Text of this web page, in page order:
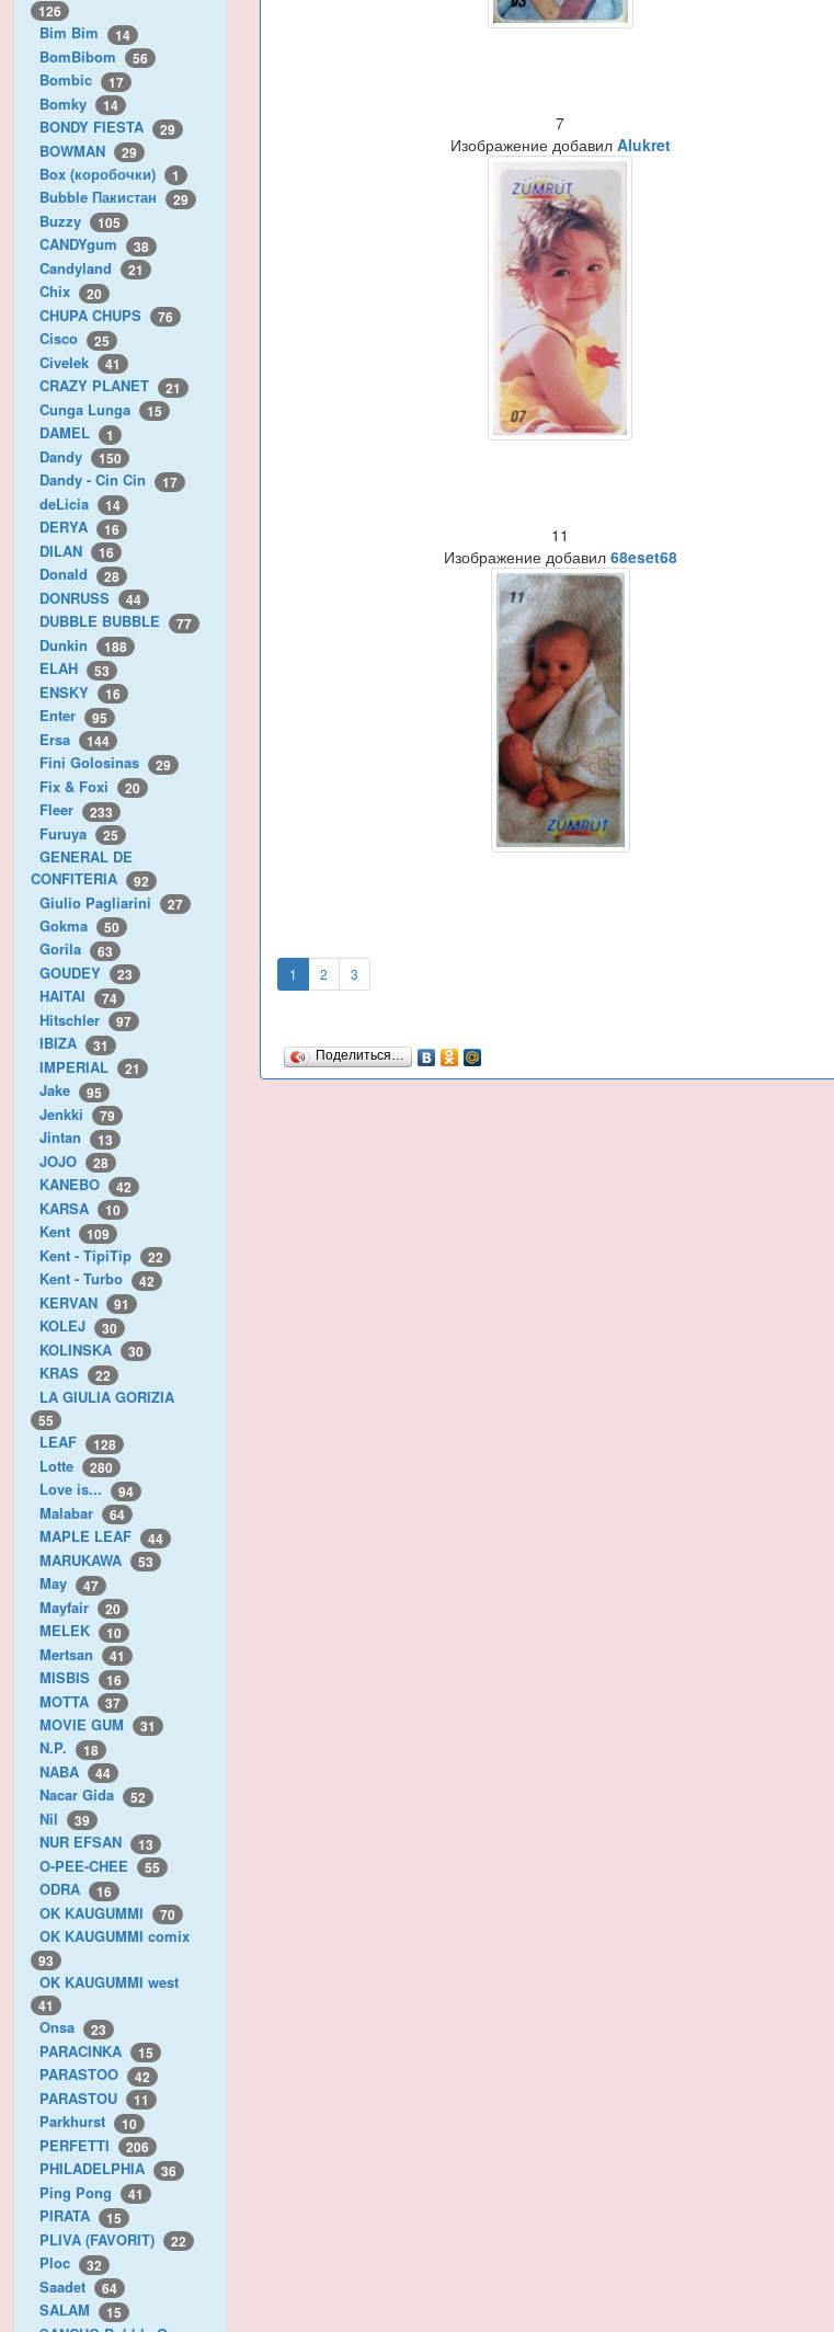
126
Bim Bim 14
BomBibom 56
Bombic 17
Bomky 14
BONDY FIESTA 29
BOWMAN 29
Box (коробочки) 1
Bubble Пакистан 29
Buzzy 105
CANDYgum 38
Candyland 21
Chix 20
CHUPA CHUPS 76
Cisco 25
Civelek 41
CRAZY PLANET 21
Cunga Lunga 15
DAMEL 1
Dandy 150
Dandy - Cin Cin 17
deLicia 14
DERYA 16
DILAN 16
Donald 28
DONRUSS 44
DUBBLE BUBBLE 77
Dunkin 188
ELAH 53
ENSKY 16
Enter 95
Ersa 144
Fini Golosinas 29
Fix & Foxi 20
Fleer 233
Furuya 25
GENERAL DE
CONFITERIA
92
Giulio Pagliarini 27
Gokma 50
Gorila 63
GOUDEY 23
HAITAI 74
Hitschler 97
IBIZA 31
IMPERIAL 21
Jake 95
Jenkki 79
Jintan 13
JOJO 28
KANEBO 42
KARSA 10
Kent 109
Kent - TipiTip 22
Kent - Turbo 42
KERVAN 91
KOLEJ 30
KOLINSKA 30
KRAS 22
LA GIULIA GORIZIA
55
LEAF 128
Lotte 280
Love is... 94
Malabar 64
MAPLE LEAF 44
MARUKAWA 53
May 47
Mayfair 20
MELEK 10
Mertsan 41
MISBIS 16
MOTTA 37
MOVIE GUM 31
N.P. 18
NABA 44
Nacar Gida 52
Nil 39
NUR EFSAN 13
O-PEE-CHEE 55
ODRA 16
OK KAUGUMMI 70
OK KAUGUMMI comix
93
OK KAUGUMMI west
41
Onsa 23
PARACINKA 15
PARASTOO 42
PARASTOU 11
Parkhurst 10
PERFETTI 206
PHILADELPHIA 36
Ping Pong 41
PIRATA 15
PLIVA (FAVORIT) 22
Ploc 32
Saadet 64
SALAM 15
7
Изображение добавил Alukret
11
Изображение добавил 68eset68
1 2 3
Поделиться…